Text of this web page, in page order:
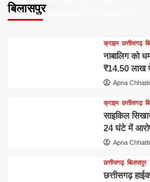
बिलासपुरApna Chhattisgarh
क्राइम छत्तीसगढ़
नाबालिग को
₹14.50 लाख
Apna
क्राइम छत्तीसगढ़
साइकिल
24 घंटे में
Apna
छत्तीसगढ़ बिलासपुर
छत्तीसगढ़